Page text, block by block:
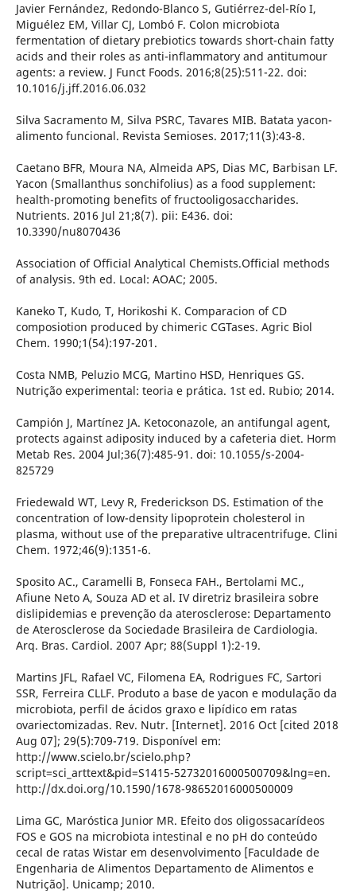
Javier Fernández, Redondo-Blanco S, Gutiérrez-del-Río I,
Miguélez EM, Villar CJ, Lombó F. Colon microbiota
fermentation of dietary prebiotics towards short-chain fatty
acids and their roles as anti-inflammatory and antitumour
agents: a review. J Funct Foods. 2016;8(25):511-22. doi:
10.1016/j.jff.2016.06.032
Silva Sacramento M, Silva PSRC, Tavares MIB. Batata yacon-
alimento funcional. Revista Semioses. 2017;11(3):43-8.
Caetano BFR, Moura NA, Almeida APS, Dias MC, Barbisan LF.
Yacon (Smallanthus sonchifolius) as a food supplement:
health-promoting benefits of fructooligosaccharides.
Nutrients. 2016 Jul 21;8(7). pii: E436. doi:
10.3390/nu8070436
Association of Official Analytical Chemists.Official methods
of analysis. 9th ed. Local: AOAC; 2005.
Kaneko T, Kudo, T, Horikoshi K. Comparacion of CD
composiotion produced by chimeric CGTases. Agric Biol
Chem. 1990;1(54):197-201.
Costa NMB, Peluzio MCG, Martino HSD, Henriques GS.
Nutrição experimental: teoria e prática. 1st ed. Rubio; 2014.
Campión J, Martínez JA. Ketoconazole, an antifungal agent,
protects against adiposity induced by a cafeteria diet. Horm
Metab Res. 2004 Jul;36(7):485-91. doi: 10.1055/s-2004-
825729
Friedewald WT, Levy R, Frederickson DS. Estimation of the
concentration of low-density lipoprotein cholesterol in
plasma, without use of the preparative ultracentrifuge. Clini
Chem. 1972;46(9):1351-6.
Sposito AC., Caramelli B, Fonseca FAH., Bertolami MC.,
Afiune Neto A, Souza AD et al. IV diretriz brasileira sobre
dislipidemias e prevenção da aterosclerose: Departamento
de Aterosclerose da Sociedade Brasileira de Cardiologia.
Arq. Bras. Cardiol. 2007 Apr; 88(Suppl 1):2-19.
Martins JFL, Rafael VC, Filomena EA, Rodrigues FC, Sartori
SSR, Ferreira CLLF. Produto a base de yacon e modulação da
microbiota, perfil de ácidos graxo e lipídico em ratas
ovariectomizadas. Rev. Nutr. [Internet]. 2016 Oct [cited 2018
Aug 07]; 29(5):709-719. Disponível em:
http://www.scielo.br/scielo.php?
script=sci_arttext&pid=S1415-52732016000500709&lng=en.
http://dx.doi.org/10.1590/1678-98652016000500009
Lima GC, Maróstica Junior MR. Efeito dos oligossacarídeos
FOS e GOS na microbiota intestinal e no pH do conteúdo
cecal de ratas Wistar em desenvolvimento [Faculdade de
Engenharia de Alimentos Departamento de Alimentos e
Nutrição]. Unicamp; 2010.